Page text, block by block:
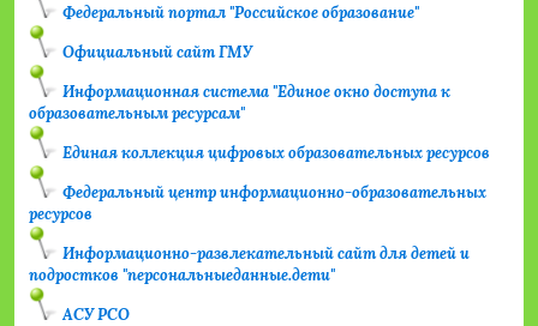
Федеральный портал "Российское образование"
Официальный сайт ГМУ
Информационная система "Единое окно доступа к
образовательным ресурсам"
Единая коллекция цифровых образовательных ресурсов
Федеральный центр информационно-образовательных
ресурсов
Информационно-развлекательный сайт для детей и
подростков "персональныеданные.дети"
АСУ РСО